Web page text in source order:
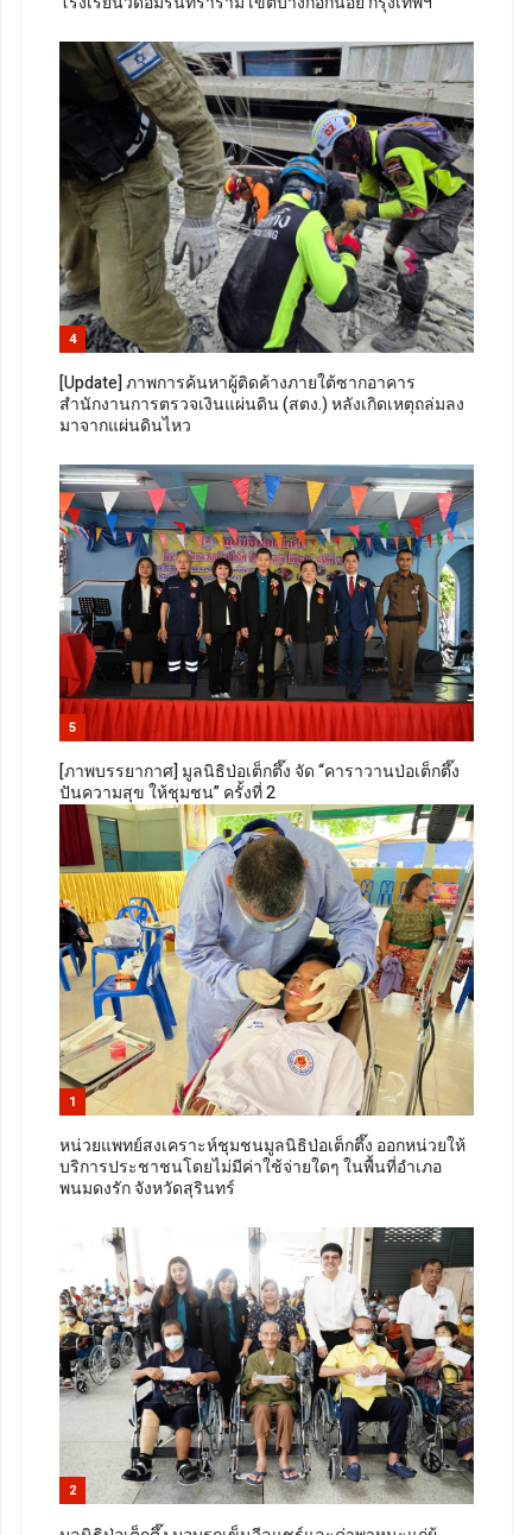
4
[Update] ภาพการค้นหาผู้ติดค้างภายใต้ซากอาคาร
สำนักงานการตรวจเงินแผ่นดิน (สตง.) หลังเกิดเหตุถล่มลง
มาจากแผ่นดินไหว
5
[ภาพบรรยากาศ] มูลนิธิป่อเต็กตึ๊ง จัด “คาราวานป่อเต็กตึ๊ง
ปันความสุข ให้ชุมชน” ครั้งที่ 2
1
หน่วยแพทย์สงเคราะห์ชุมชนมูลนิธิป่อเต็กตึ๊ง ออกหน่วยให้
บริการประชาชนโดยไม่มีค่าใช้จ่ายใดๆ ในพื้นที่อำเภอ
พนมดงรัก จังหวัดสุรินทร์
2